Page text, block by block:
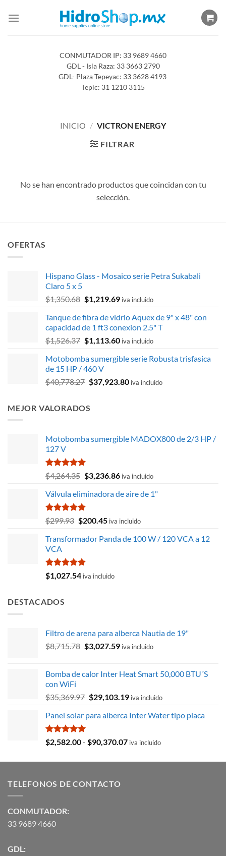
CONMUTADOR IP: 33 9689 4660
GDL - Isla Raza: 33 3663 2790
GDL- Plaza Tepeyac: 33 3628 4193
Tepic: 31 1210 3115
INICIO / VICTRON ENERGY
FILTRAR
No se han encontrado productos que coincidan con tu
selección.
OFERTAS
Hispano Glass - Mosaico serie Petra Sukabali
Claro 5 x 5
$1,350.68 El
original
era:
$1,350.68.
$1,219.69El
actual
es:
$1,219.69.
iva incluido
Tanque de fibra de vidrio Aquex de 9" x 48" con
capacidad de 1 ft3 conexion 2.5" T
$1,526.37 El
original
era:
$1,526.37.
$1,113.60El
actual
$1,113.60.
iva incluido
Motobomba sumergible serie Robusta trisfasica
de 15 HP / 460 V
$40,778.27 El
era:
$37,923.80Eliva incluido
MEJOR VALORADOS
Motobomba sumergible MADOX800 de 2/3 HP /
127 V
Valorado
con
de 5
$4,264.35 El
original
era:
$4,264.35.
$3,236.86El
actual
$3,236.86.
iva incluido
Válvula eliminadora de aire de 1"
Valorado
con
de 5
$299.93 El
original
$299.93.
$200.45El
actual
iva incluido
Transformador Panda de 100 W / 120 VCA a 12
VCA
Valorado
con
$1,027.54 iva incluido
DESTACADOS
Filtro de arena para alberca Nautia de 19"
$8,715.78 El
era:
$3,027.59El
es:
iva incluido
Bomba de calor Inter Heat Smart 50,000 BTU´S
con WiFi
$35,369.97 El
original
$35,369.97.
$29,103.19El
actual
$29,103.19.
iva incluido
Panel solar para alberca Inter Water tipo placa
Valorado
con
$2,582.00- $90,370.07Rango
precios:
iva incluido
TELEFONOS DE CONTACTO
CONMUTADOR:
33 9689 4660
GDL: